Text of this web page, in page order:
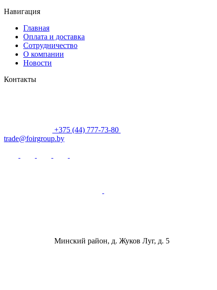
Навигация
Главная
Оплата и доставка
Сотрудничество
О компании
Новости
Контакты
+375 (44) 777-73-80
trade@foirgroup.by
Минский район, д. Жуков Луг, д. 5